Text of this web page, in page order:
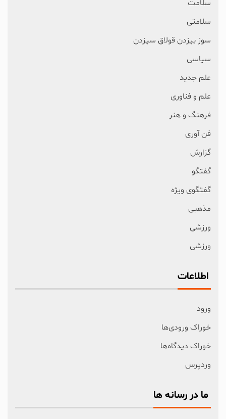
سلامت
سلامتی
سوز بیزدن قولاق سیزدن
سیاسی
علم جدید
علم و فناوری
فرهنگ و هنر
فن آوری
گزارش
گفتگو
گفتگوی ویژه
مذهبی
ورزشی
ورزشی
اطلاعات
ورود
خوراک ورودی‌ها
خوراک دیدگاه‌ها
وردپرس
ما در رسانه ها